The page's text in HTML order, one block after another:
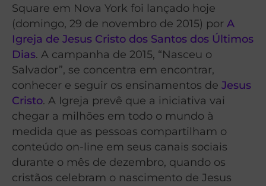
Square em Nova York foi lançado hoje
(domingo, 29 de novembro de 2015) por A
Igreja de Jesus Cristo dos Santos dos Últimos
Dias. A campanha de 2015, “Nasceu o
Salvador”, se concentra em encontrar,
conhecer e seguir os ensinamentos de Jesus
Cristo. A Igreja prevê que a iniciativa vai
chegar a milhões em todo o mundo à
medida que as pessoas compartilham o
conteúdo on-line em seus canais sociais
durante o mês de dezembro, quando os
cristãos celebram o nascimento de Jesus